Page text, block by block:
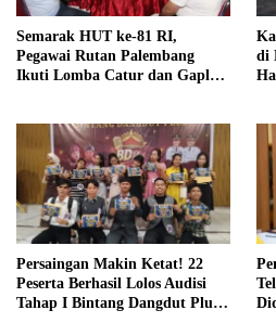
Semarak HUT ke-81 RI,
Pegawai Rutan Palembang
Ikuti Lomba Catur dan Gaple
di
Persaingan Makin Ketat! 22
Peserta Berhasil Lolos Audisi
Tahap I Bintang Dangdut Plus